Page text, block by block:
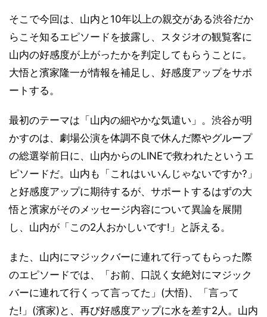
そこで今回は、山内と10年以上の親交がある渋谷だか
らこそ知るエピソードを披露し、スタジオの観覧客に
山内の好感度が上がったかを判定してもらうことに。
大悟と濱家隆一が情報を補足し、好感度アップをサポ
ートする。
最初のテーマは「山内の細やかな気遣い」。渋谷が明
かすのは、劇場公演を体調不良で休んだ際やグループ
の総選挙前日に、山内からのLINEで救われたというエ
ピソードだ。山内も「これはいいんじゃないですか?」
と好感度アップに期待するが、サポートするはずの大
悟と濱家がそのメッセージ内容について異論を展開
し、山内が「この2人おかしいです!」と訴える。
また、山内にマジックバーに連れて行ってもらった際
のエピソードでは、「お前、口説く女絶対にマジック
バーに連れて行くって言ってた」(大悟)、「言って
た!」(濱家)と、再び好感度アップに水を差す2人。山内